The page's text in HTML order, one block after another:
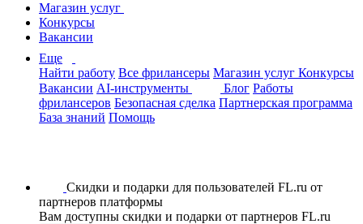
Магазин услуг
Конкурсы
Вакансии
Еще
Найти работу Все фрилансеры Магазин услуг Конкурсы
Вакансии AI-инструменты Блог Работы
фрилансеров Безопасная сделка Партнерская программа
База знаний Помощь
Скидки и подарки для пользователей FL.ru от
партнеров платформы
Вам доступны скидки и подарки от партнеров FL.ru